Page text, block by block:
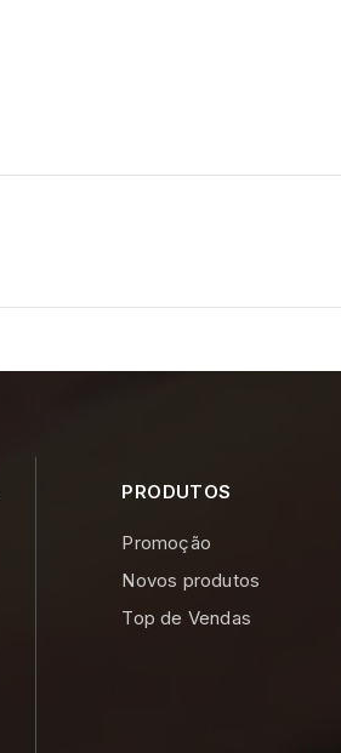
PRODUTOS
Promoção
Novos produtos
Top de Vendas